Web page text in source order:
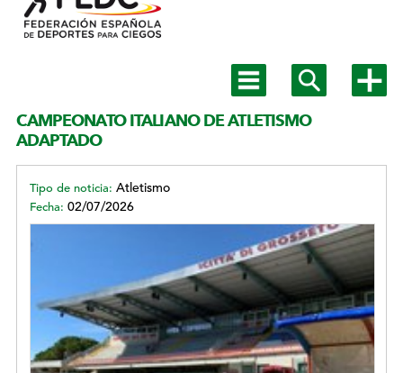
Mostrar
menú
Mostrar
buscadormás
CAMPEONATO ITALIANO DE ATLETISMO
ADAPTADO
Tipo de noticia: Atletismo
Fecha: 02/07/2026